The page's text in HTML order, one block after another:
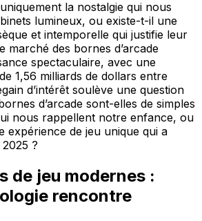
la nostalgie qui nous
lumineux, ou existe-t-il une
et intemporelle qui justifie leur
marché des bornes d’arcade
spectaculaire, avec une
1,56 milliards de dollars entre
d’intérêt soulève une question
d’arcade sont-elles de simples
nous rappellent notre enfance, ou
expérience de jeu unique qui a
?
de jeu modernes :
rencontre